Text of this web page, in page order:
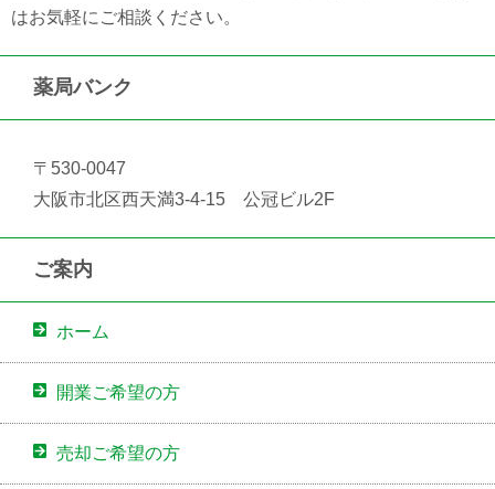
はお気軽にご相談ください。
薬局バンク
〒530-0047
大阪市北区西天満3-4-15 公冠ビル2F
ご案内
ホーム
開業ご希望の方
売却ご希望の方